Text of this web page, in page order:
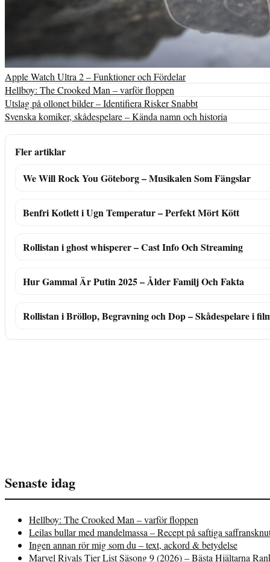
Apple Watch Ultra 2 – Funktioner och Fördelar
Hellboy: The Crooked Man – varför floppen
Utslag på ollonet bilder – Identifiera Risker Snabbt
Svenska komiker, skådespelare – Kända namn och historia
Fler artiklar
We Will Rock You Göteborg – Musikalen Som Fängslar
Benfri Kotlett i Ugn Temperatur – Perfekt Mört Kött
Rollistan i ghost whisperer – Cast Info Och Streaming
Hur Gammal Är Putin 2025 – Ålder Familj Och Fakta
Rollistan i Bröllop, Begravning och Dop – Skådespelare i
Senaste idag
Hellboy: The Crooked Man – varför floppen
Leilas bullar med mandelmassa – Recept på saftiga
Ingen annan rör mig som du – text, ackord & betydelse
Marvel Rivals Tier List Säsong 9 (2026) – Bästa Hjältarna